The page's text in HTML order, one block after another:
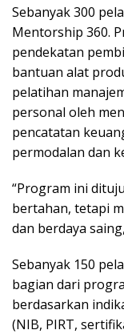
Sebanyak 300
Mentorship 360.
pendekatan
bantuan alat
pelatihan
personal oleh
pencatatan
permodalan dan
“Program ini
bertahan, tetapi
dan berdaya
Sebanyak 150
bagian dari
berdasarkan
(NIB, PIRT,